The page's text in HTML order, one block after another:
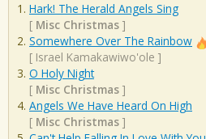
Hark! The Herald Angels Sing
[ Misc Christmas ]
Somewhere Over The Rainbow
[ Israel Kamakawiwo'ole ]
O Holy Night
[ Misc Christmas ]
Angels We Have Heard On High
[ Misc Christmas ]